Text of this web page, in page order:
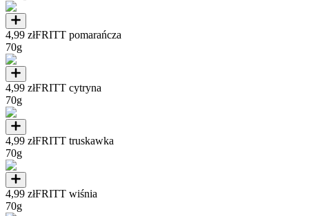
4,99 złFRITT pomarańcza
70g
4,99 złFRITT cytryna
70g
4,99 złFRITT truskawka
70g
4,99 złFRITT wiśnia
70g